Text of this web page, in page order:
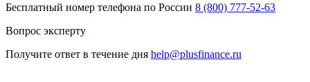
Бесплатный номер телефона по России 8 (800) 777-52-63
Вопрос эксперту
Получите ответ в течение дня help@plusfinance.ru